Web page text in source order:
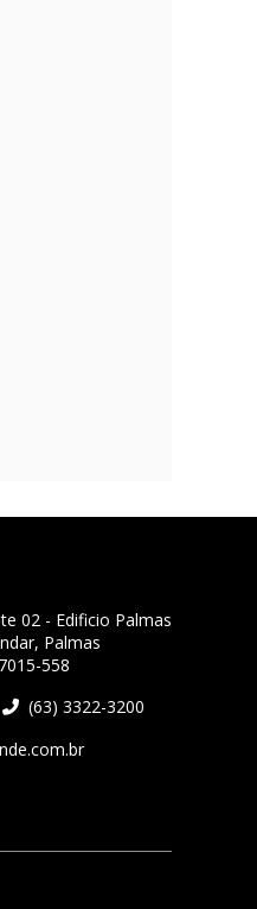
02 - Edificio Palmas
Palmas
558
(63) 3322-3200